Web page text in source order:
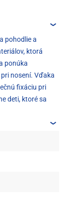
pohodlie a
ktorá
ponúka
nosení. Vďaka
fixáciu pri
deti, ktoré sa